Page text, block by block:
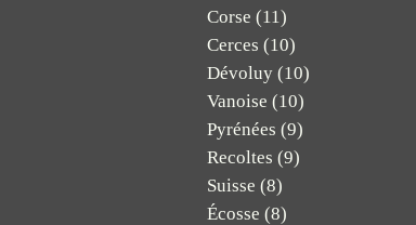
Corse (11)
Cerces (10)
Dévoluy (10)
Vanoise (10)
Pyrénées (9)
Recoltes (9)
Suisse (8)
Écosse (8)